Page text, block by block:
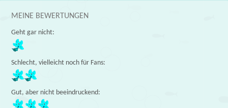
MEINE BEWERTUNGEN
Geht gar nicht:
Schlecht, vielleicht noch für Fans:
Gut, aber nicht beeindruckend: